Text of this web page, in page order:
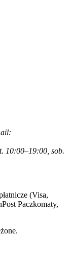
10:00–19:00, sob.
(Visa,
Paczkomaty,